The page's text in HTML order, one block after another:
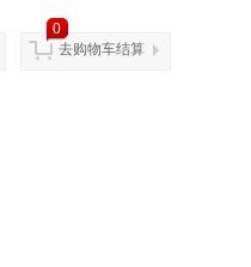
0
去购物车结算